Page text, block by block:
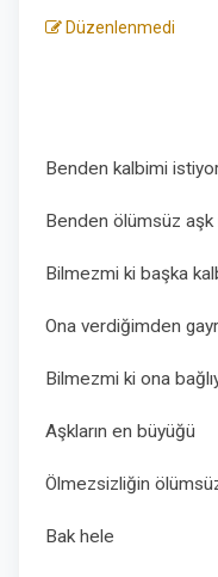
Düzenlenmedi
Benden kalbimi
Benden ölümsüz
Bilmezmi ki başka
Ona verdiğimden
Bilmezmi ki ona
Aşkların en büyüğü
Ölmezsizliğin
Bak hele